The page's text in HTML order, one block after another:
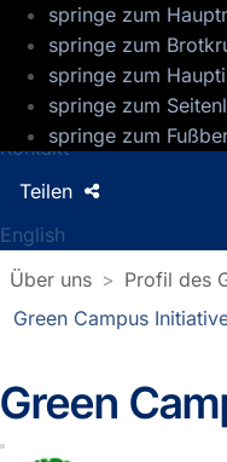
springe zum
springe zum
springe zum
springe zum
springe zum
Presse
Jobs
Kontakt
English
Teilen
Über uns Profil des
Green Campus
Green